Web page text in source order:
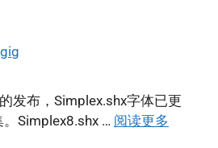
发布，Simplex.shx字体已更
Simplex8.shx … 阅读更多